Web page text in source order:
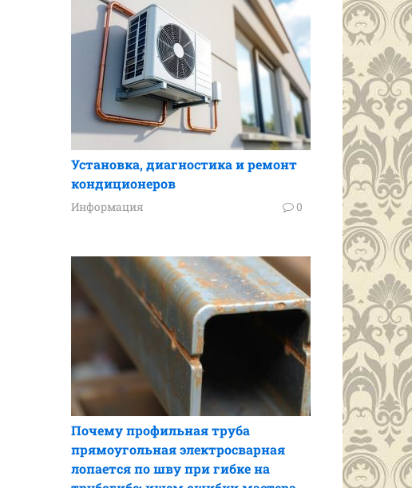
Установка, диагностика и ремонт
кондиционеров
Информация 0
Почему профильная труба
прямоугольная электросварная
лопается по шву при гибке на